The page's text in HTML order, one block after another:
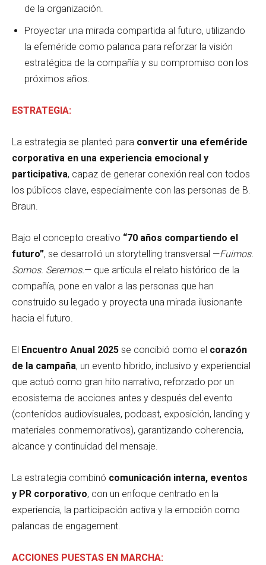
de la organización.
Proyectar una mirada compartida al futuro, utilizando
la efeméride como palanca para reforzar la visión
estratégica de la compañía y su compromiso con los
próximos años.
ESTRATEGIA:
La estrategia se planteó para convertir una efeméride
corporativa en una experiencia emocional y
participativa, capaz de generar conexión real con todos
los públicos clave, especialmente con las personas de B.
Braun.
Bajo el concepto creativo “70 años compartiendo el
futuro”, se desarrolló un storytelling transversal —Fuimos.
Somos. Seremos.— que articula el relato histórico de la
compañía, pone en valor a las personas que han
construido su legado y proyecta una mirada ilusionante
hacia el futuro.
El Encuentro Anual 2025 se concibió como el corazón
de la campaña, un evento híbrido, inclusivo y experiencial
que actuó como gran hito narrativo, reforzado por un
ecosistema de acciones antes y después del evento
(contenidos audiovisuales, podcast, exposición, landing y
materiales conmemorativos), garantizando coherencia,
alcance y continuidad del mensaje.
La estrategia combinó comunicación interna, eventos
y PR corporativo, con un enfoque centrado en la
experiencia, la participación activa y la emoción como
palancas de engagement.
ACCIONES PUESTAS EN MARCHA: